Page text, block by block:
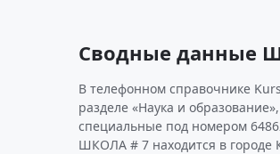
Сводные данные
В телефонном справочнике
разделе «Наука и
специальные под номером
ШКОЛА # 7 находится в городе